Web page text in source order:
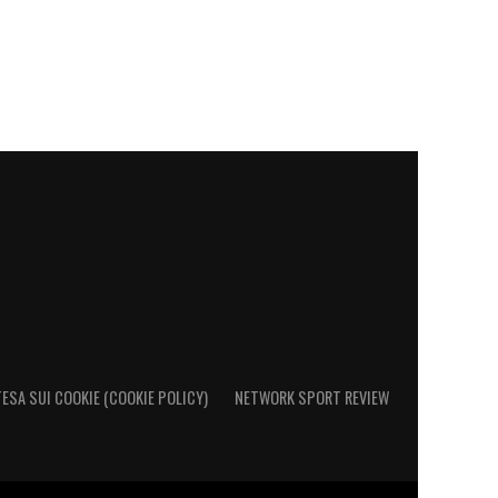
SUI COOKIE (COOKIE POLICY) NETWORK SPORT REVIEW